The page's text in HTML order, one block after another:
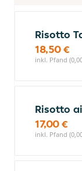
Risotto
18,50 €
inkl. Pfand
Risotto
17,00 €
inkl. Pfand